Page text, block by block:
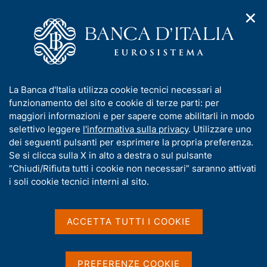
n
u
d
i
n
a
v
i
g
a
o
m
g
e
e
l
s
t
Compiti
Segnalazioni statistiche
Condividi S
t
a
p
l
IN QUESTA PAGINA
Segnalazioni semestrali in materia di ricircolo
✕
I
n
f
o
r
m
a
t
La Banca d'Italia utilizza cookie tecnici necessari al
funzionamento del sito e cookie di terze parti: per
maggiori informazioni e per sapere come abilitarli in modo
selettivo leggere l'informativa sulla privacy. Utilizzare uno
dei seguenti pulsanti per esprimere la propria preferenza.
Se si clicca sulla X in alto a destra o sul pulsante
“Chiudi/Rifiuta tutti i cookie non necessari” saranno attivati
i soli cookie tecnici interni al sito.
ACCETTA TUTTI I COOKIE
PREFERENZE COOKIE